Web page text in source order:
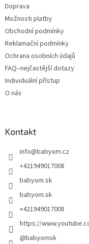
Doprava
Možnosti platby
Obchodní podmínky
Reklamační podmínky
Ochrana osobních údajů
FAQ–nejčastější dotazy
Individuální přístup
O nás
Kontakt
info@babyom.cz
+421949017008
babyom.sk
babyom.sk
+421949017008
https://
@babyomsk